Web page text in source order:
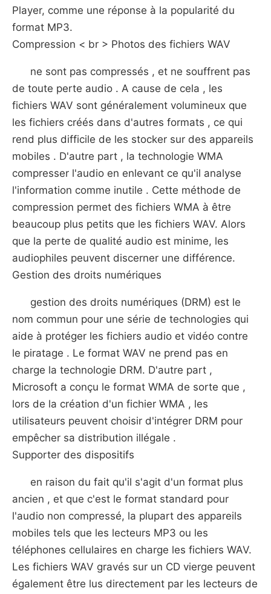
Player, comme une réponse à la popularité du
format MP3.
Compression < br > Photos des fichiers WAV
ne sont pas compressés , et ne souffrent pas
de toute perte audio . A cause de cela , les
fichiers WAV sont généralement volumineux que
les fichiers créés dans d'autres formats , ce qui
rend plus difficile de les stocker sur des appareils
mobiles . D'autre part , la technologie WMA
compresser l'audio en enlevant ce qu'il analyse
l'information comme inutile . Cette méthode de
compression permet des fichiers WMA à être
beaucoup plus petits que les fichiers WAV. Alors
que la perte de qualité audio est minime, les
audiophiles peuvent discerner une différence.
Gestion des droits numériques
gestion des droits numériques (DRM) est le
nom commun pour une série de technologies qui
aide à protéger les fichiers audio et vidéo contre
le piratage . Le format WAV ne prend pas en
charge la technologie DRM. D'autre part ,
Microsoft a conçu le format WMA de sorte que ,
lors de la création d'un fichier WMA , les
utilisateurs peuvent choisir d'intégrer DRM pour
empêcher sa distribution illégale .
Supporter des dispositifs
en raison du fait qu'il s'agit d'un format plus
ancien , et que c'est le format standard pour
l'audio non compressé, la plupart des appareils
mobiles tels que les lecteurs MP3 ou les
téléphones cellulaires en charge les fichiers WAV.
Les fichiers WAV gravés sur un CD vierge peuvent
également être lus directement par les lecteurs de